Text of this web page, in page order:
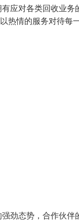
应对各类回收业务
热情的服务对待每
劲态势，合作伙伴